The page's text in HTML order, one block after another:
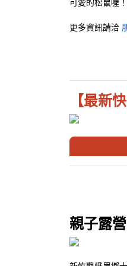
可愛的松鼠喔
更多資訊請洽
【最新
親子露